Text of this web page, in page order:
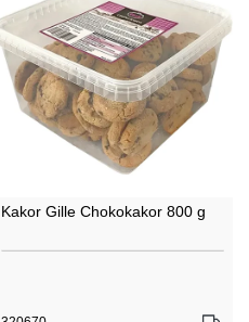
Kakor Gille Chokokakor 800 g